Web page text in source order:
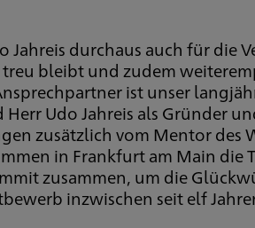
Jahreis durchaus auch für die
treu bleibt und zudem
ist unser
Herr Udo Jahreis als Gründer
zusätzlich vom Mentor des
in Frankfurt am Main die
zusammen, um die
inzwischen seit elf